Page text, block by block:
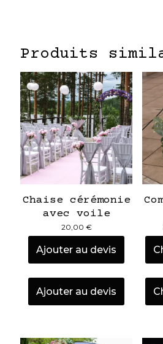
Produits
Chaise cérémonie
avec voile
20,00 €
Ajouter au devis
Ajouter au devis